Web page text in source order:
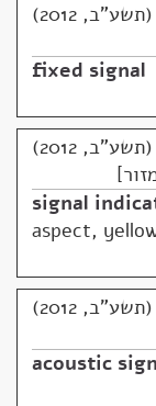
2012)
fixed signal
2012)
signal
aspect,
2012)
acoustic